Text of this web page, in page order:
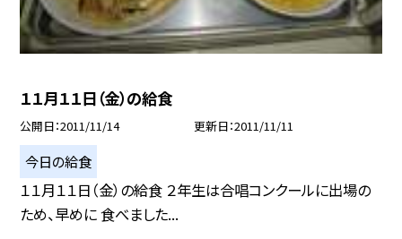
１１月１１日（金）の給食
公開日 2011/11/14 更新日 2011/11/11
今日の給食
１１月１１日（金）の給食 ２年生は合唱コンクールに出場の
ため、早めに 食べました...